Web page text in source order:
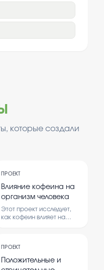
которые создали
ПРОЕКТ
Влияние кофеина на
организм человека
Этот проект исследует,
как кофеин влияет на
отрицательные эффекты.
ПРОЕКТ
Положительные и